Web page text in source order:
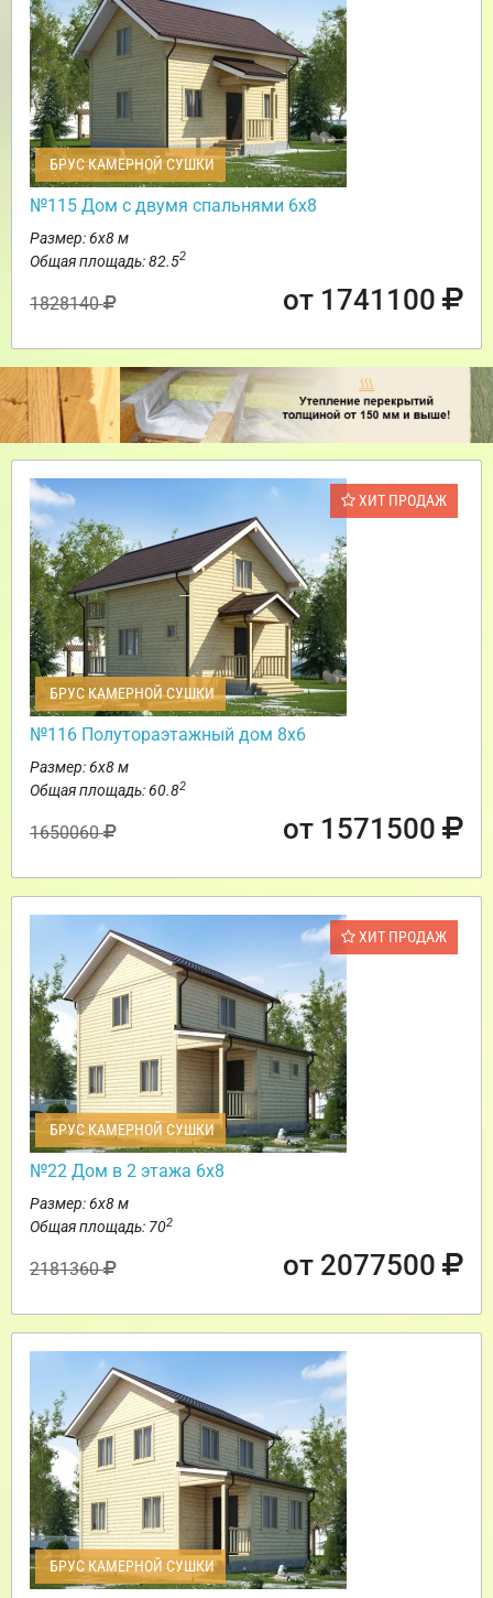
БРУС КАМЕРНОЙ СУШКИ
№115 Дом с двумя спальнями 6х8
Размер: 6х8 м
Общая площадь: 82.52
1828140 от 1741100
ХИТ ПРОДАЖ
БРУС КАМЕРНОЙ СУШКИ
№116 Полутораэтажный дом 8х6
Размер: 6х8 м
Общая площадь: 60.82
1650060 от 1571500
ХИТ ПРОДАЖ
БРУС КАМЕРНОЙ СУШКИ
№22 Дом в 2 этажа 6х8
Размер: 6х8 м
Общая площадь: 702
2181360 от 2077500
БРУС КАМЕРНОЙ СУШКИ